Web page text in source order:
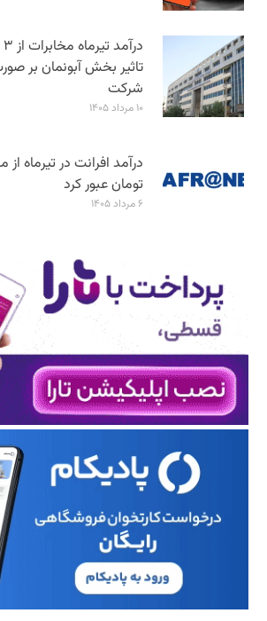
تاثیر بخش آبونمان بر
شرکت
۱۰ مرداد ۱۴۰۵
تومان عبور کرد
۶ مرداد ۱۴۰۵